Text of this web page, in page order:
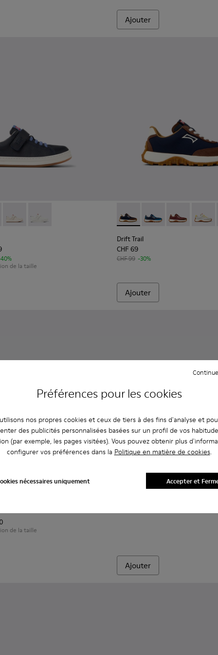
Préférences pour les cookies
nos propres cookies et ceux de tiers à des fins d'analyse et
des publicités personnalisées basées sur un profil de vos
(par exemple, les pages visitées). Vous pouvez obtenir plus
configurer vos préférences dans la Politique en matière de cookies.
nécessaires uniquement Accepter et
Ajouter
enfants.
028 - Baskets en cuir bleues pour enfants.
- K800247-031
Runner - K800247-030
Runner - K800247-024
de la taille
Drift Trail - K800548-028 -
Drift Trail -Drift Trail -
Drift
Drift Trail
CHF 69
CHF 99 -30%
Ajouter
pour enfant.
010 - Bottines bleu marine en cuir et tissu pour enfant
de la taille
Bobo Choses x Camper
Ajouter